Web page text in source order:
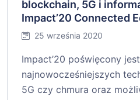
blockchain, 5G i
Impact’20 Connected
25 września 2020
Impact’20 poświęcony
najnowocześniejszych
5G czy chmura oraz